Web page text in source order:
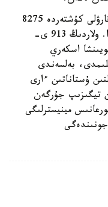
«1 - قىركۇيەكتەگى جاعداي بويىنشا قارۋلى كۇشتەردە 8275
اسكەري قىز- كەلىنشەك قىزمەت اتقارۋدا. ولاردىڭ 913 ى-
بويىنشا اسكەري
بەلسەندى
ۇستاناتىن ءارى
تيگىزىپ جۇرگەن
مينيسترلىگى
جونىندەگى